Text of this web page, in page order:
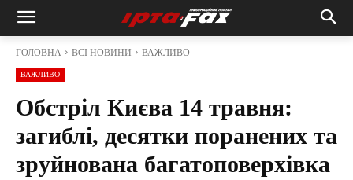
ГОЛОВНА ВСІ НОВИНИ ВАЖЛИВО
ВАЖЛИВО
Обстріл Києва 14 травня:
загиблі, десятки поранених та
зруйнована багатоповерхівка